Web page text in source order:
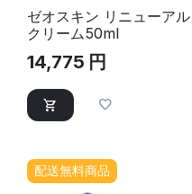
ゼオスキン リニューアル
クリーム50ml
14,775 円
配送無料商品